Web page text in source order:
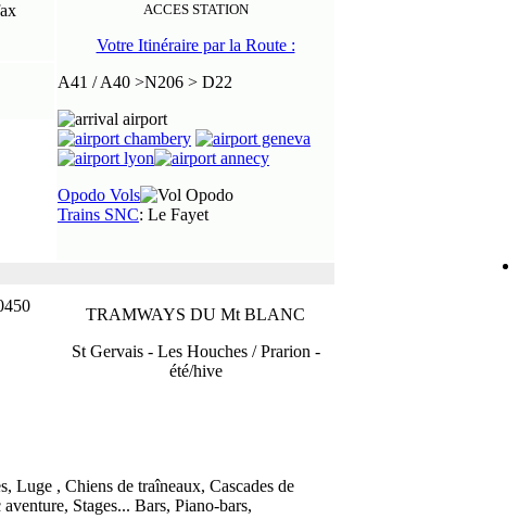
ACCES STATION
Votre Itinéraire par la Route :
A41 / A40 >N206 > D22
Opodo Vols
Trains SNC: Le Fayet
TRAMWAYS DU Mt BLANC
St Gervais - Les Houches / Prarion -
été/hive
Luge , Chiens de traîneaux, Cascades de
Stages... Bars, Piano-bars,